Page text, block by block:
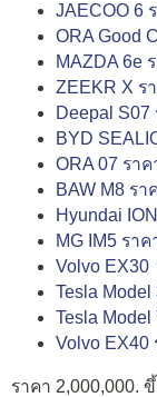
JAECOO 6
ORA Good
MAZDA 6e
ZEEKR X ร
Deepal S07
BYD
ORA 07 รา
BAW M8 รา
Hyundai
MG IM5 รา
Volvo EX30
Tesla Model
Tesla Model
Volvo EX40
ราคา 2,000,000.